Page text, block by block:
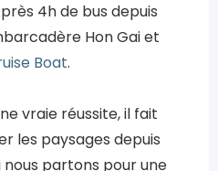
4h de bus depuis
Hon Gai et
Boat.
vraie réussite, il fait
les paysages depuis
nous partons pour une